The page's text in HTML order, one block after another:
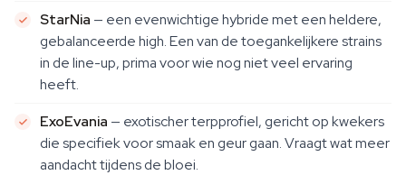
StarNia — een evenwichtige hybride met een heldere,
gebalanceerde high. Een van de toegankelijkere strains
in de line-up, prima voor wie nog niet veel ervaring
heeft.
ExoEvania — exotischer terpprofiel, gericht op kwekers
die specifiek voor smaak en geur gaan. Vraagt wat meer
aandacht tijdens de bloei.